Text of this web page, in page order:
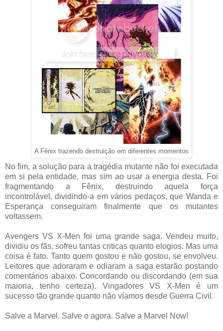
A Fênix trazendo destruição em diferentes momentos
No fim, a solução para a tragédia mutante não foi executada
em si pela entidade, mas sim ao usar a energia desta. Foi
fragmentando a Fênix, destruindo aquela força
incontrolável, dividindo-a em vários pedaços, que Wanda e
Esperança conseguiram finalmente que os mutantes
voltassem.
Avengers VS X-Men foi uma grande saga. Vendeu muito,
dividiu os fãs, sofreu tantas criticas quanto elogios. Mas uma
coisa é fato. Tanto quem gostou e não gostou, se envolveu.
Leitores que adoraram e odiaram a saga estarão postando
comentários abaixo. Concordando ou discordando (em sua
maioria, tenho certeza). Vingadores VS X-Men é um
sucesso tão grande quanto não víamos desde Guerra Civil.
Salve a Marvel. Salve o agora. Salve a Marvel Now!